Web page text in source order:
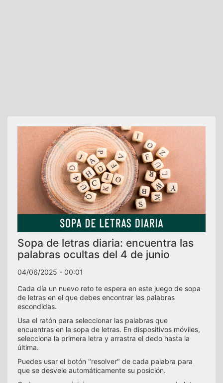
Sopa de letras diaria: encuentra las
palabras ocultas del 4 de junio
04/06/2025 - 00:01
Cada día un nuevo reto te espera en este juego de sopa
de letras en el que debes encontrar las palabras
escondidas.
Usa el ratón para seleccionar las palabras que
encuentras en la sopa de letras. En dispositivos móviles,
selecciona la primera letra y arrastra el dedo hasta la
última.
Puedes usar el botón "resolver" de cada palabra para
que se desvele automáticamente su posición.